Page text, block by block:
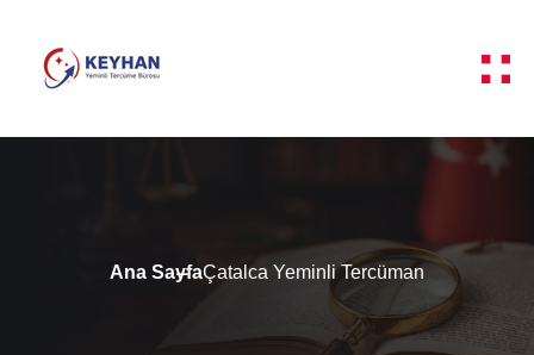
Ana SayfaÇatalca Yeminli Tercüman